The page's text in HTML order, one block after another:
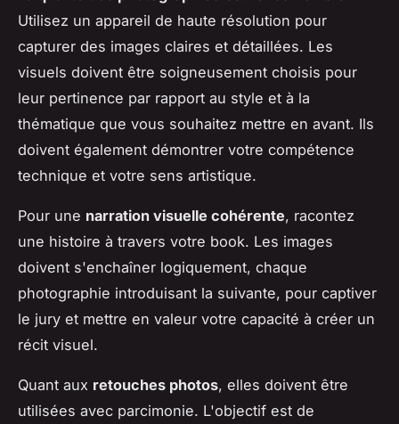
Utilisez un appareil de haute résolution pour
capturer des images claires et détaillées. Les
visuels doivent être soigneusement choisis pour
leur pertinence par rapport au style et à la
thématique que vous souhaitez mettre en avant. Ils
doivent également démontrer votre compétence
technique et votre sens artistique.
Pour une narration visuelle cohérente, racontez
une histoire à travers votre book. Les images
doivent s'enchaîner logiquement, chaque
photographie introduisant la suivante, pour captiver
le jury et mettre en valeur votre capacité à créer un
récit visuel.
Quant aux retouches photos, elles doivent être
utilisées avec parcimonie. L'objectif est de